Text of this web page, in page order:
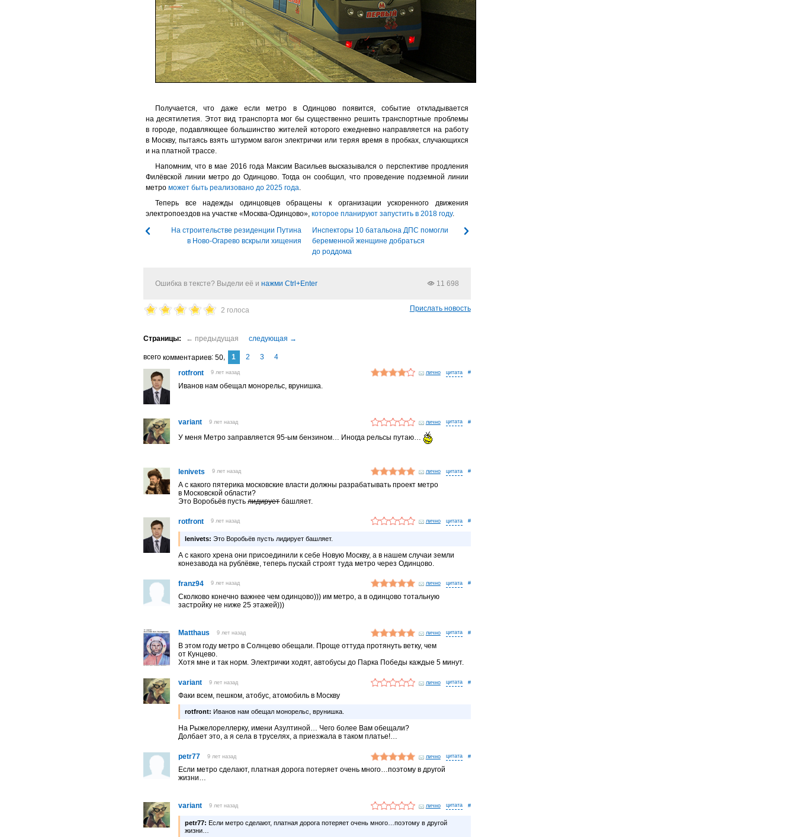
Получается, что даже если метро в Одинцово появится, событие откладывается
на десятилетия. Этот вид транспорта мог бы существенно решить транспортные проблемы
в городе, подавляющее большинство жителей которого ежедневно направляется на работу
в Москву, пытаясь взять штурмом вагон электрички или теряя время в пробках, случающихся
и на платной трассе.
Напомним, что в мае 2016 года Максим Васильев высказывался о перспективе продления
Филёвской линии метро до Одинцово. Тогда он сообщил, что проведение подземной линии
метро может быть реализовано до 2025 года.
Теперь все надежды одинцовцев обращены к организации ускоренного движения
электропоездов на участке «Москва-Одинцово», которое планируют запустить в 2018 году.
На строительстве резиденции Путина
в Ново-Огарево вскрыли хищения
Инспекторы 10 батальона ДПС помогли
беременной женщине добраться
до роддома
Ошибка в тексте? Выдели её и нажми Ctrl+Enter 11 698
2 голоса Прислать новость
комментариев 50 1 2 3
4
rotfront
9 лет назад лично #
Иванов нам обещал монорельс, врунишка.
variant 9 лет назад лично #
У меня Метро заправляется 95-ым бензином… Иногда рельсы путаю…
lenivets 9 лет назад лично #
А с какого пятерика московские власти должны разрабатывать проект метро
в Московской области?
Это Воробьёв пустьлидируетбашляет.
rotfront 9 лет назад лично #
lenivets: Это Воробьёв пусть лидирует башляет.
А с какого хрена они присоединили к себе Новую Москву, а в нашем случаи земли
конезавода на рублёвке, теперь пускай строят туда метро через Одинцово.
franz94 9 лет назад лично #
Сколково конечно важнее чем одинцово))) им метро, а в одинцово тотальную
застройку не ниже 25 этажей)))
Matthaus 9 лет назад лично #
В этом году метро в Солнцево обещали. Проще оттуда протянуть ветку, чем
от Кунцево.
Хотя мне и так норм. Электрички ходят, автобусы до Парка Победы каждые 5 минут.
variant 9 лет назад лично #
Факи всем, пешком, атобус, атомобиль в Москву
rotfront: Иванов нам обещал монорельс, врунишка.
На Рыжелореллерку, имени Азултиной… Чего более Вам обещали?
Долбает это, а я села в труселях, а приезжала в таком платье!…
petr77 9 лет назад лично #
Если метро сделают, платная дорога потеряет очень много…поэтому в другой
жизни…
variant 9 лет назад лично #
petr77: Если метро сделают, платная дорога потеряет очень много…поэтому в другой
жизни…